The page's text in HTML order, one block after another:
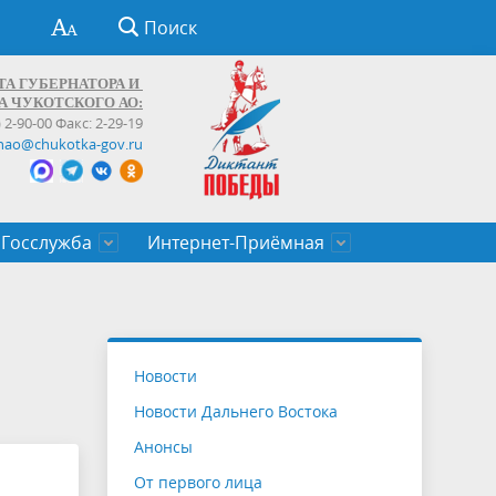
Поиск
ГУБЕРНАТОРА И
ЧУКОТСКОГО АО:
2-90-00 Факс: 2-29-19
gov.ru
Госслужба
служащих Чукотского автономного
Интернет-Приёмная
Новости
Новости Дальнего Востока
Анонсы
От первого лица